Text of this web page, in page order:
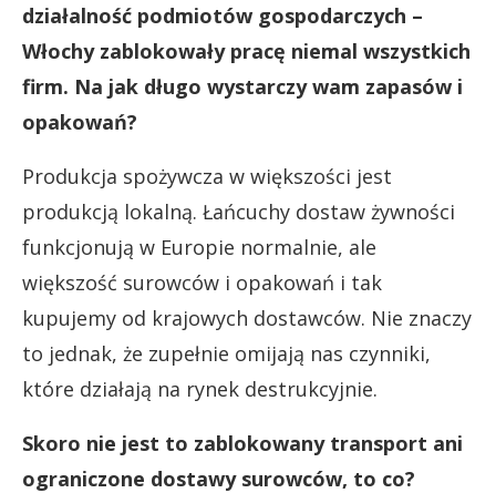
działalność podmiotów gospodarczych –
Włochy zablokowały pracę niemal wszystkich
firm. Na jak długo wystarczy wam zapasów i
opakowań?
Produkcja spożywcza w większości jest
produkcją lokalną. Łańcuchy dostaw żywności
funkcjonują w Europie normalnie, ale
większość surowców i opakowań i tak
kupujemy od krajowych dostawców. Nie znaczy
to jednak, że zupełnie omijają nas czynniki,
które działają na rynek destrukcyjnie.
Skoro nie jest to zablokowany transport ani
ograniczone dostawy surowców, to co?